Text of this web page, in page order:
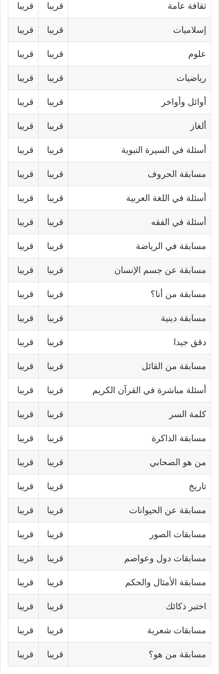
ثقافة عامة قريبا قريبا
إسلاميات قريبا قريبا
علوم قريبا قريبا
رياضيات قريبا قريبا
أوائل وأواخر قريبا قريبا
ألغاز قريبا قريبا
أسئلة في السيرة النبوية قريبا قريبا
مسابقة الحروف قريبا قريبا
أسئلة في اللغة العربية قريبا قريبا
أسئلة في الفقه قريبا قريبا
مسابقة في الرياضة قريبا قريبا
مسابقة عن جسم الإنسان قريبا قريبا
مسابقة من أنا؟ قريبا قريبا
مسابقة دينية قريبا قريبا
دقق جيدا قريبا قريبا
مسابقة من القائل قريبا قريبا
أسئلة مباشرة في القرآن الكريم قريبا قريبا
كلمة السر قريبا قريبا
مسابقة الذاكرة قريبا قريبا
من هو الصحابي قريبا قريبا
تاريخ قريبا قريبا
مسابقة عن الحيوانات قريبا قريبا
مسابقات الصور قريبا قريبا
مسابقات دول وعواصم قريبا قريبا
مسابقة الأمثال والحكم قريبا قريبا
اختبر ذكائك قريبا قريبا
مسابقات شعرية قريبا قريبا
مسابقة من هو؟ قريبا قريبا